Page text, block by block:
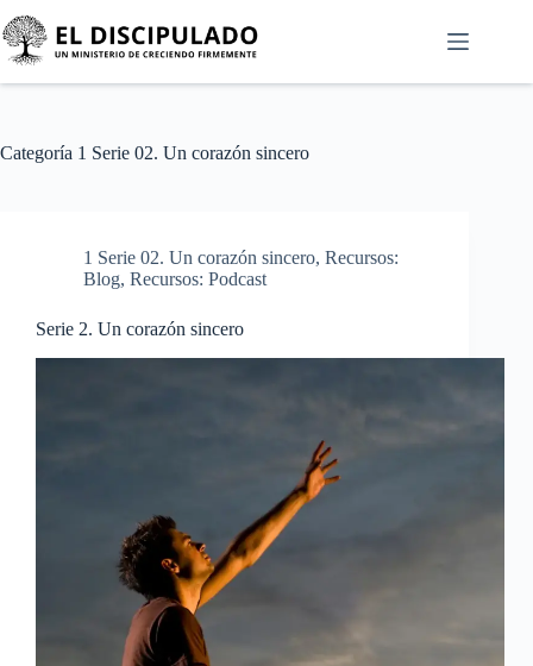
Categoría 1 Serie 02. Un corazón sincero
1 Serie 02. Un corazón sincero, Recursos:
Blog, Recursos: Podcast
Serie 2. Un corazón sincero